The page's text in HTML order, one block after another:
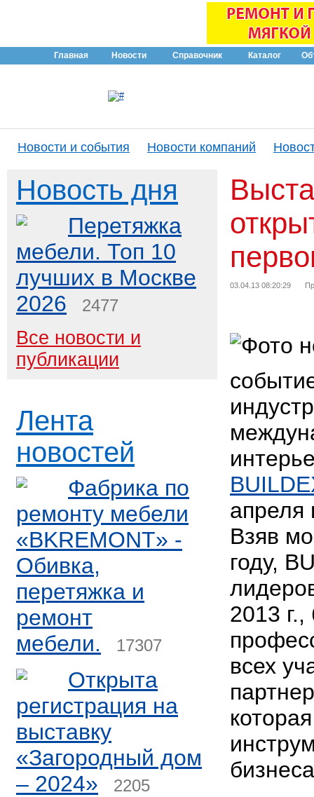
Главная Новости Справочник Каталог
Новости и события Новости компаний
Новость дня
Перетяжка
мебели. Топ 10
лучших в Москве
2026
2477
Все новости и
публикации
Лента
новостей
Фабрика по
ремонту мебели
«BKREMONT» -
Обивка,
перетяжка и
ремонт
мебели.
17307
Открыта
регистрация на
выставку
«Загородный дом
– 2024»
2205
03.04.13 08:20:29
апреля
Взяв
году,
2013 г.,
всех